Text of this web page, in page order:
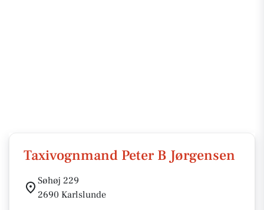
Taxivognmand Peter B Jørgensen
Søhøj 229
2690 Karlslunde